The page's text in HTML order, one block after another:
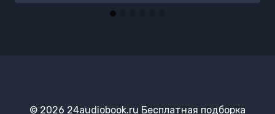
© 2026 24audiobook.ru Бесплатная подборка